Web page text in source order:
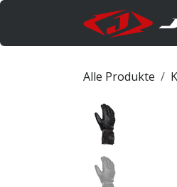
Zum Inhalt springen
Alle Produkte